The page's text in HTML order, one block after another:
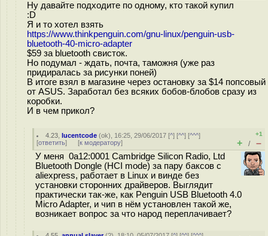
Ну давайте подходите по одному, кто такой купил
:D
Я и то хотел взять
https://www.thinkpenguin.com/gnu-linux/penguin-usb-
bluetooth-40-micro-adapter
$59 за bluetooth свисток.
Но подумал - ждать, почта, таможня (уже раз
придиралась за рисунки поней)
В итоге взял в магазине через остановку за $14 попсовый
от ASUS. Заработал без всяких бобов-блобов сразу из
коробки.
И в чем прикол?
4.23 ,lucentcode (ok), 16:25, 29/06/2017 [^] [^^] [^^^]
[ответить] [к модератору]
+1
+ / –
У меня 0a12:0001 Cambridge Silicon Radio, Ltd
Bluetooth Dongle (HCI mode) за пару баксов с
aliexpress, работает в Linux и винде без
установки сторонних драйверов. Выглядит
практически так-же, как Penguin USB Bluetooth 4.0
Micro Adapter, и чип в нём установлен такой же,
возникает вопрос за что народ переплачивает?